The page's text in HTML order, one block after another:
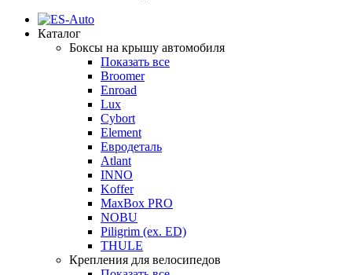
Каталог
Боксы на крышу автомобиля
Показать все
Broomer
Enroad
Lux
Cybort
Element
Евродеталь
Atlant
INNO
Koffer
MaxBox PRO
NOBU
Piligrim (ex. ED)
THULE
Крепления для велосипедов